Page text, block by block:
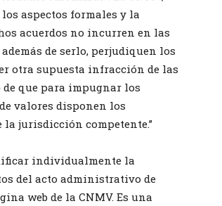
aspectos formales y la
acuerdos no incurren en las
de serlo, perjudiquen los
otra supuesta infracción de las
que para impugnar los
valores disponen los
jurisdicción competente.”
individualmente la
del acto administrativo de
web de la CNMV. Es una